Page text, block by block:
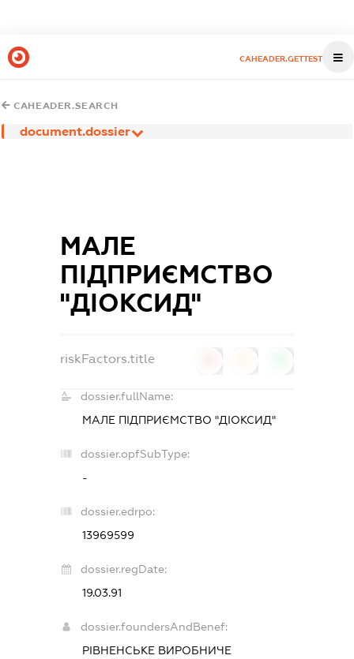
CAHEADER.GETTEST
CAHEADER.SEARCH
document.dossier
МАЛЕ
ПІДПРИЄМСТВО
"ДІОКСИД"
riskFactors.title
dossier.fullName:
МАЛЕ ПІДПРИЄМСТВО "ДІОКСИД"
dossier.opfSubType:
-
dossier.edrpo:
13969599
dossier.regDate:
19.03.91
dossier.foundersAndBenef:
РІВНЕНСЬКЕ ВИРОБНИЧЕ